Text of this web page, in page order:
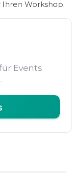
Ihren Workshop.
Events